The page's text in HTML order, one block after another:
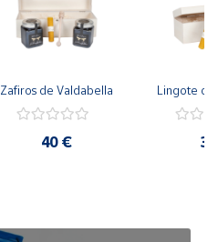
Zafiros de Valdabella
40 €
Lingote de